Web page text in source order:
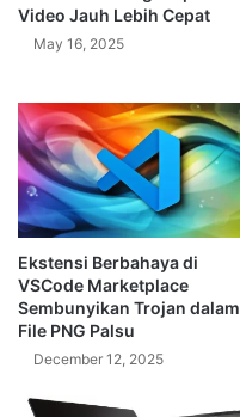
Video Jauh Lebih Cepat
May 16, 2025
Ekstensi Berbahaya di
VSCode Marketplace
Sembunyikan Trojan dalam
File PNG Palsu
December 12, 2025